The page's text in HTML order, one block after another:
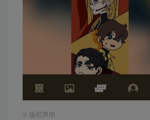
© 版权声明